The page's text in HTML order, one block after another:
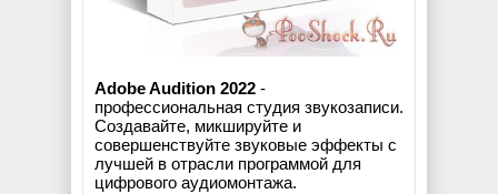
Adobe Audition 2022 -
профессиональная студия звукозаписи.
Создавайте, микшируйте и
совершенствуйте звуковые эффекты с
лучшей в отрасли программой для
цифрового аудиомонтажа.